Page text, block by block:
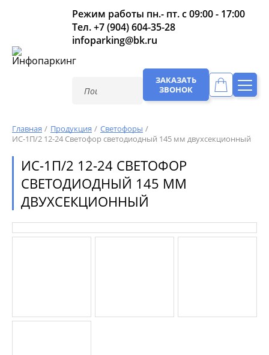
Режим работы пн.- пт. с 09:00 - 17:00
Тел.+7 (904) 604-35-28
infoparking@bk.ru
ЗАКАЗАТЬ
ЗВОНОК
Главная Продукция
Светофоры
ИС-1П/2 12-24 Светофор светодиодный 145 мм двухсекционный
ИС-1П/2 12-24 СВЕТОФОР
СВЕТОДИОДНЫЙ 145 ММ
ДВУХСЕКЦИОННЫЙ